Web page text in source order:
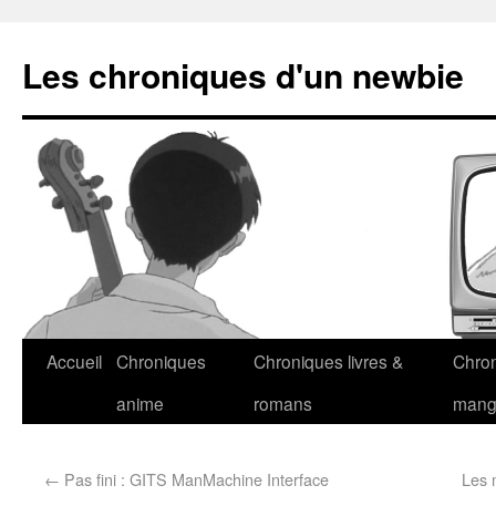
Les chroniques d'un newbie
Accueil Chroniques
anime
Chroniques livres &
romans
← Pas fini : GITS ManMachine Interface Les